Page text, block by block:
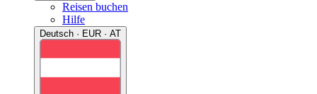
Reisen buchen
Hilfe
Deutsch · EUR · AT